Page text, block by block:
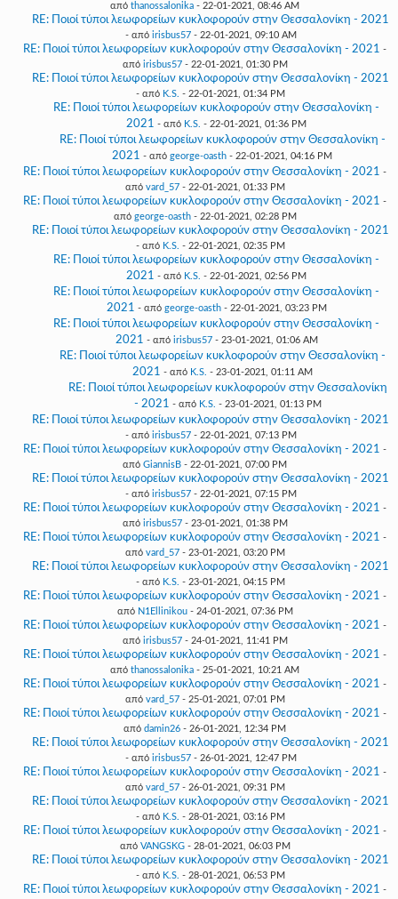
από thanossalonika - 22-01-2021, 08:46 AM
RE: Ποιοί τύποι λεωφορείων κυκλοφορούν στην Θεσσαλονίκη - 2021
- από irisbus57- 22-01-2021, 09:10 AM
RE: Ποιοί τύποι λεωφορείων κυκλοφορούν στην Θεσσαλονίκη - 2021 -
από irisbus57- 22-01-2021, 01:30 PM
RE: Ποιοί τύποι λεωφορείων κυκλοφορούν στην Θεσσαλονίκη - 2021
- από K.S. - 22-01-2021, 01:34 PM
RE: Ποιοί τύποι λεωφορείων κυκλοφορούν στην Θεσσαλονίκη -
2021 - από K.S. - 22-01-2021, 01:36 PM
RE: Ποιοί τύποι λεωφορείων κυκλοφορούν στην Θεσσαλονίκη -
2021 - από george-oasth - 22-01-2021, 04:16 PM
RE: Ποιοί τύποι λεωφορείων κυκλοφορούν στην Θεσσαλονίκη - 2021 -
από vard_57- 22-01-2021, 01:33 PM
RE: Ποιοί τύποι λεωφορείων κυκλοφορούν στην Θεσσαλονίκη - 2021 -
από george-oasth- 22-01-2021, 02:28 PM
RE: Ποιοί τύποι λεωφορείων κυκλοφορούν στην Θεσσαλονίκη - 2021
- από K.S. - 22-01-2021, 02:35 PM
RE: Ποιοί τύποι λεωφορείων κυκλοφορούν στην Θεσσαλονίκη -
2021 - από K.S. - 22-01-2021, 02:56 PM
RE: Ποιοί τύποι λεωφορείων κυκλοφορούν στην Θεσσαλονίκη -
2021 - από george-oasth- 22-01-2021, 03:23 PM
RE: Ποιοί τύποι λεωφορείων κυκλοφορούν στην Θεσσαλονίκη -
2021 - από irisbus57- 23-01-2021, 01:06 AM
RE: Ποιοί τύποι λεωφορείων κυκλοφορούν στην Θεσσαλονίκη -
2021 - από K.S. - 23-01-2021, 01:11 AM
RE: Ποιοί τύποι λεωφορείων κυκλοφορούν στην Θεσσαλονίκη
- 2021 - από K.S. - 23-01-2021, 01:13 PM
RE: Ποιοί τύποι λεωφορείων κυκλοφορούν στην Θεσσαλονίκη - 2021
- από irisbus57- 22-01-2021, 07:13 PM
RE: Ποιοί τύποι λεωφορείων κυκλοφορούν στην Θεσσαλονίκη - 2021 -
από GiannisB - 22-01-2021, 07:00 PM
RE: Ποιοί τύποι λεωφορείων κυκλοφορούν στην Θεσσαλονίκη - 2021
- από irisbus57- 22-01-2021, 07:15 PM
RE: Ποιοί τύποι λεωφορείων κυκλοφορούν στην Θεσσαλονίκη - 2021 -
από irisbus57- 23-01-2021, 01:38 PM
RE: Ποιοί τύποι λεωφορείων κυκλοφορούν στην Θεσσαλονίκη - 2021 -
από vard_57- 23-01-2021, 03:20 PM
RE: Ποιοί τύποι λεωφορείων κυκλοφορούν στην Θεσσαλονίκη - 2021
- από K.S. - 23-01-2021, 04:15 PM
RE: Ποιοί τύποι λεωφορείων κυκλοφορούν στην Θεσσαλονίκη - 2021 -
από N1Ellinikou- 24-01-2021, 07:36 PM
RE: Ποιοί τύποι λεωφορείων κυκλοφορούν στην Θεσσαλονίκη - 2021 -
από irisbus57- 24-01-2021, 11:41 PM
RE: Ποιοί τύποι λεωφορείων κυκλοφορούν στην Θεσσαλονίκη - 2021 -
από thanossalonika - 25-01-2021, 10:21 AM
RE: Ποιοί τύποι λεωφορείων κυκλοφορούν στην Θεσσαλονίκη - 2021 -
από vard_57- 25-01-2021, 07:01 PM
RE: Ποιοί τύποι λεωφορείων κυκλοφορούν στην Θεσσαλονίκη - 2021 -
από damin26 - 26-01-2021, 12:34 PM
RE: Ποιοί τύποι λεωφορείων κυκλοφορούν στην Θεσσαλονίκη - 2021
- από irisbus57- 26-01-2021, 12:47 PM
RE: Ποιοί τύποι λεωφορείων κυκλοφορούν στην Θεσσαλονίκη - 2021 -
από vard_57- 26-01-2021, 09:31 PM
RE: Ποιοί τύποι λεωφορείων κυκλοφορούν στην Θεσσαλονίκη - 2021
- από K.S. - 28-01-2021, 03:16 PM
RE: Ποιοί τύποι λεωφορείων κυκλοφορούν στην Θεσσαλονίκη - 2021 -
από VANGSKG- 28-01-2021, 06:03 PM
RE: Ποιοί τύποι λεωφορείων κυκλοφορούν στην Θεσσαλονίκη - 2021
- από K.S. - 28-01-2021, 06:53 PM
RE: Ποιοί τύποι λεωφορείων κυκλοφορούν στην Θεσσαλονίκη - 2021 -